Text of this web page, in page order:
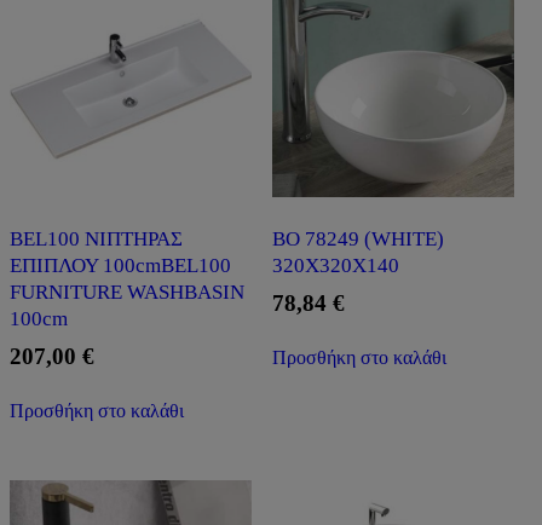
BEL100 ΝΙΠΤΗΡΑΣ
ΕΠΙΠΛΟΥ 100cmBEL100
FURNITURE WASHBASIN
100cm
207,00 €
Προσθήκη στο καλάθι
BO 78249 (WHITE)
320X320X140
78,84 €
Προσθήκη στο καλάθι